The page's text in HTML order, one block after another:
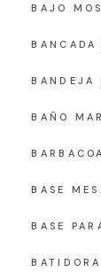
BAJO
BANCADA
BANDEJA
BAÑO
BARBACOA
BASE
BASE